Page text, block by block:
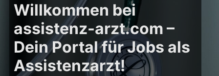
Willkommen bei
assistenz-arzt.com –
Dein Portal für Jobs als
Assistenzarzt!